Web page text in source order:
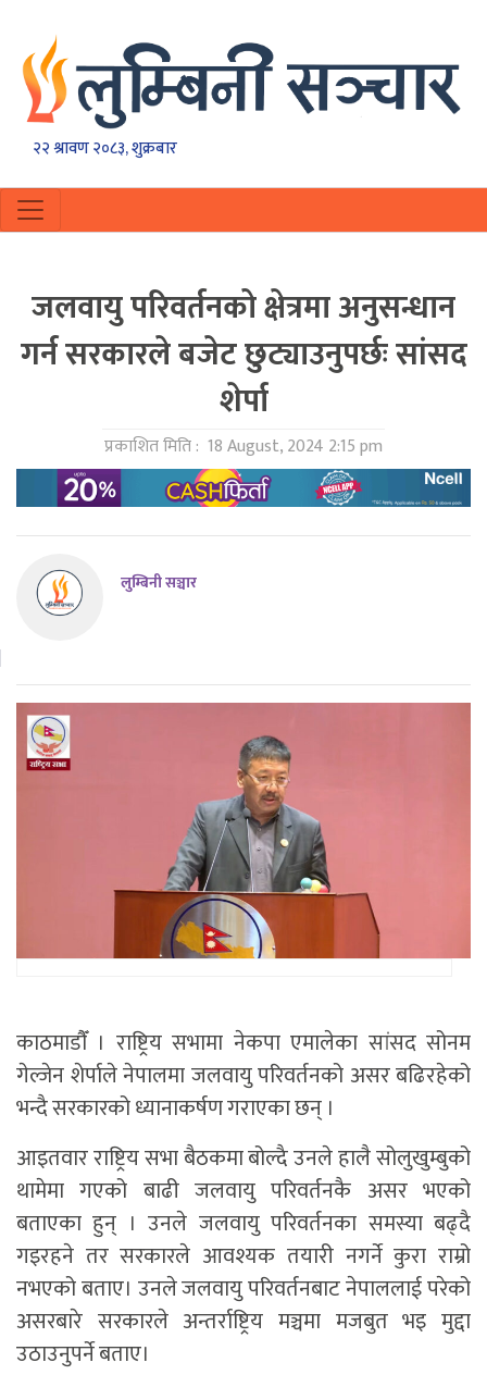
२२ श्रावण २०८३, शुक्रबार
जलवायु परिवर्तनको क्षेत्रमा अनुसन्धान
गर्न सरकारले बजेट छुट्याउनुपर्छः सांसद
शेर्पा
प्रकाशित मिति : 18 August, 2024 2:15 pm
लुम्बिनी सञ्चार
काठमाडाैँ । राष्ट्रिय सभामा नेकपा एमालेका सांसद सोनम
गेल्जेन शेर्पाले नेपालमा जलवायु परिवर्तनको असर बढिरहेको
भन्दै सरकारको ध्यानाकर्षण गराएका छन् ।
आइतवार राष्ट्रिय सभा बैठकमा बोल्दै उनले हालै सोलुखुम्बुको
थामेमा गएको बाढी जलवायु परिवर्तनकै असर भएको
बताएका हुन् । उनले जलवायु परिवर्तनका समस्या बढ्दै
गइरहने तर सरकारले आवश्यक तयारी नगर्ने कुरा राम्रो
नभएको बताए। उनले जलवायु परिवर्तनबाट नेपाललाई परेको
असरबारे सरकारले अन्तर्राष्ट्रिय मञ्चमा मजबुत भइ मुद्दा
उठाउनुपर्ने बताए।